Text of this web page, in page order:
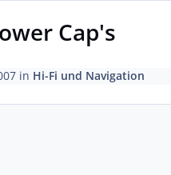
Cap's
in Hi-Fi und Navigation